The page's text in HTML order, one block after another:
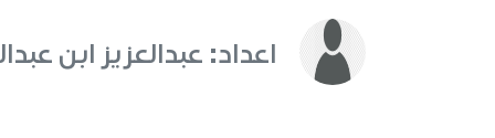
اعداد: عبدالعزيز ابن